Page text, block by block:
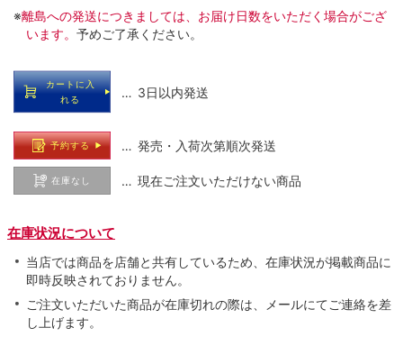
※離島への発送につきましては、お届け日数をいただく場合がござ
います。 予めご了承ください。
カートに入
れる
… 3日以内発送
予約する … 発売・入荷次第順次発送
在庫なし … 現在ご注文いただけない商品
在庫状況について
当店では商品を店舗と共有しているため、在庫状況が掲載商品に
即時反映されておりません。
ご注文いただいた商品が在庫切れの際は、メールにてご連絡を差
し上げます。